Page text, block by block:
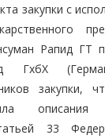
закупки с
Рапид ГТ
ГхбХ
закупки,
описания
33